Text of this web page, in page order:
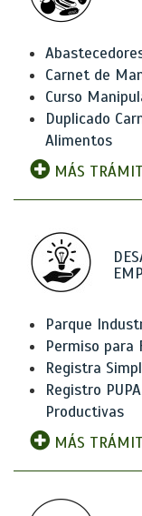
Carnet de
Curso
Duplicado
Alimentos
MÁS
Parque
Permiso para
Registra
Registro
Productivas
MÁS